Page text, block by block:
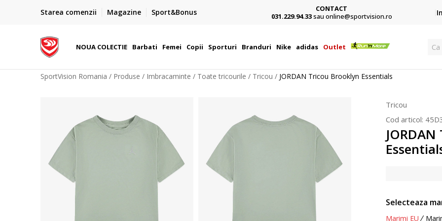
Starea comenzii Magazine Sport&Bonus
Plateste cu cardul in siguranta prin WSPay - Visa, MasterCard,
CONTACT
031.229.94.33sau online@sportvision.ro
NOUA COLECTIE Barbati Femei Copii Sporturi Branduri Nike adidas Outlet
SportVision Romania Produse Imbracaminte Toate tricourile Tricou JORDAN Tricou Brooklyn Essentials
Tricou
Cod articol:
Selecteaza
Marimi EU